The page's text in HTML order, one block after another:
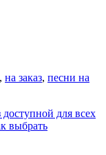
, на заказ, песни на
доступной для всех
выбрать